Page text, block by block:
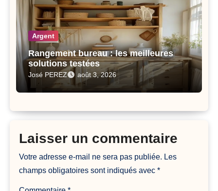
Argent
Rangement bureau : les meilleures
solutions testées
José PEREZ août 3, 2026
Laisser un commentaire
Votre adresse e-mail ne sera pas publiée. Les
champs obligatoires sont indiqués avec*